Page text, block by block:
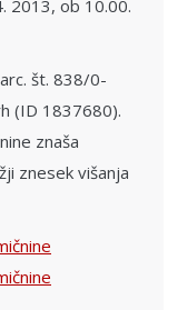
2013, ob 10.00.
št. 838/0-
(ID 1837680).
znaša
znesek višanja